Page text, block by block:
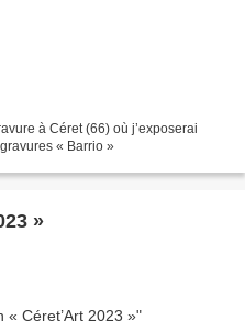
à Céret (66) où j’exposerai
« Barrio »
« Céret’Art 2023 »